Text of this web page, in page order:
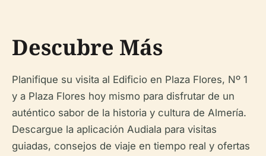
Descubre Más
Planifique su visita al Edificio en Plaza Flores, Nº 1
y a Plaza Flores hoy mismo para disfrutar de un
auténtico sabor de la historia y cultura de Almería.
Descargue la aplicación Audiala para visitas
guiadas, consejos de viaje en tiempo real y ofertas